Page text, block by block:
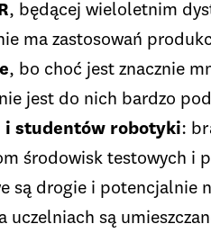
, będącej wieloletnim
ma zastosowań
, bo choć jest znacznie
jest do nich bardzo
i studentów robotyki:
środowisk testowych i
są drogie i potencjalnie
uczelniach są